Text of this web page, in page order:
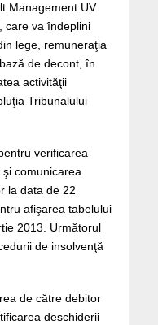
Management UV
care va îndeplini
lege, remuneraţia
de decont, în
activităţii
Tribunalului
verificarea
comunicarea
la data de 22
afişarea tabelului
2013. Următorul
de insolvenţă
de către debitor
deschiderii